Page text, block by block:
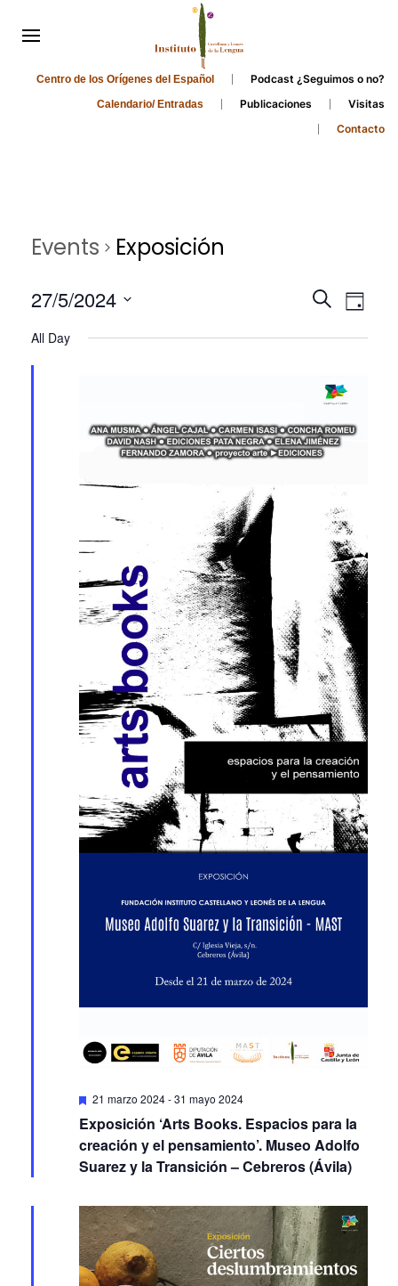
Centro de los Orígenes del Español Podcast ¿Seguimos o no?
Calendario/ Entradas Publicaciones
Visitas
Contacto
Events Exposición
Events
and
Search
Day
27/5/2024
date.
All Day
Featured
21 marzo 2024-31 mayo 2024
Exposición ‘Arts Books. Espacios para la
creación y el pensamiento’. Museo Adolfo
Suarez y la Transición – Cebreros (Ávila)